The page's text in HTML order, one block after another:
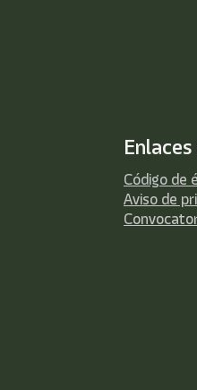
Código de
Aviso de